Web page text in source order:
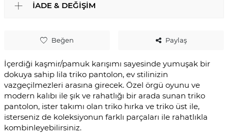
Beğen Paylaş
İçerdiği kaşmir/pamuk karışımı sayesinde yumuşak bir
dokuya sahip lila triko pantolon, ev stilinizin
vazgeçilmezleri arasına girecek. Özel örgü oyunu ve
modern kalıbı ile şık ve rahatlığı bir arada sunan triko
pantolon, ister takımı olan triko hırka ve triko üst ile,
isterseniz de koleksiyonun farklı parçaları ile rahatlıkla
kombinleyebilirsiniz.
İADE & DEĞIŞIM